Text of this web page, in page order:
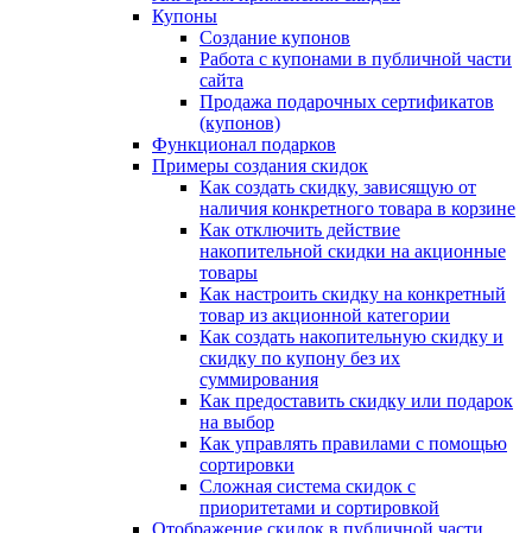
Купоны
Создание купонов
Работа с купонами в публичной части
сайта
Продажа подарочных сертификатов
(купонов)
Функционал подарков
Примеры создания скидок
Как создать скидку, зависящую от
наличия конкретного товара в корзине
Как отключить действие
накопительной скидки на акционные
товары
Как настроить скидку на конкретный
товар из акционной категории
Как создать накопительную скидку и
скидку по купону без их
суммирования
Как предоставить скидку или подарок
на выбор
Как управлять правилами с помощью
сортировки
Сложная система скидок с
приоритетами и сортировкой
Отображение скидок в публичной части